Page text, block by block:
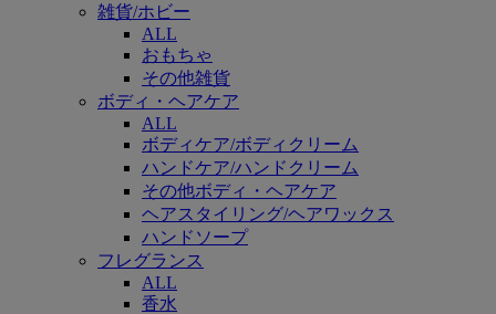
雑貨/ホビー
ALL
おもちゃ
その他雑貨
ボディ・ヘアケア
ALL
ボディケア/ボディクリーム
ハンドケア/ハンドクリーム
その他ボディ・ヘアケア
ヘアスタイリング/ヘアワックス
ハンドソープ
フレグランス
ALL
香水